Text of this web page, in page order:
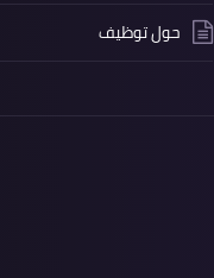
حول توظيف